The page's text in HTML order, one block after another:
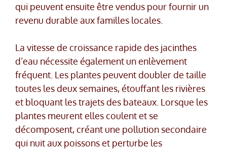
qui peuvent ensuite être vendus pour fournir un
revenu durable aux familles locales.
La vitesse de croissance rapide des jacinthes
d’eau nécessite également un enlèvement
fréquent. Les plantes peuvent doubler de taille
toutes les deux semaines, étouffant les rivières
et bloquant les trajets des bateaux. Lorsque les
plantes meurent elles coulent et se
décomposent, créant une pollution secondaire
qui nuit aux poissons et perturbe les